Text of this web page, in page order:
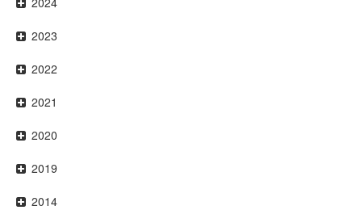
2023
2022
2021
2020
2019
2014